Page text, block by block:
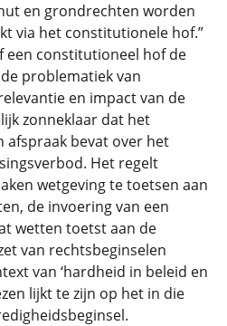
en grondrechten worden
via het constitutionele hof.”
een constitutioneel hof de
problematiek van
en impact van de
zonneklaar dat het
afspraak bevat over het
Het regelt
wetgeving te toetsen aan
de invoering van een
wetten toetst aan de
van rechtsbeginselen
van ‘hardheid in beleid en
lijkt te zijn op het in die